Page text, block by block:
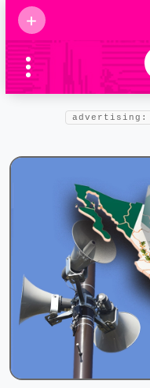
+
Supermamás
2025
Marcas de
confianza
Foro salud
advertising: